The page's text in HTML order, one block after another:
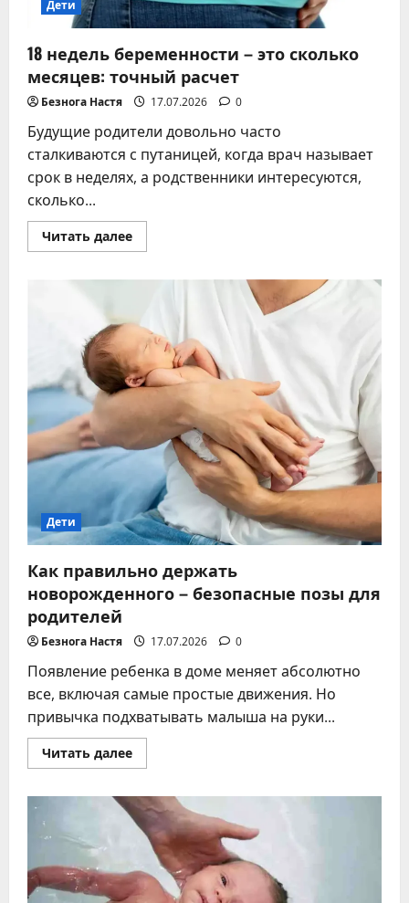
Дети
18 недель беременности – это сколько
месяцев: точный расчет
Безнога Настя 17.07.2026 0
Будущие родители довольно часто
сталкиваются с путаницей, когда врач называет
срок в неделях, а родственники интересуются,
сколько...
Читать далееПрочитать
больше
это
сколько
месяцев:
точный
расчет
Дети
Как правильно держать
новорожденного – безопасные позы для
родителей
Безнога Настя 17.07.2026 0
Появление ребенка в доме меняет абсолютно
все, включая самые простые движения. Но
привычка подхватывать малыша на руки...
Читать далееПрочитать
больше
правильно
держать
новорожденного
безопасные
позы
для
родителей